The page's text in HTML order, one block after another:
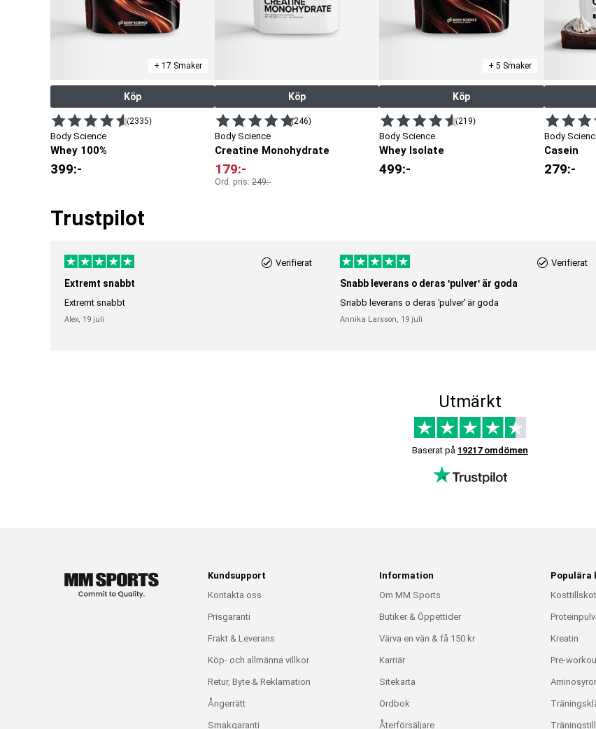
+ 17 Smaker
Köp
(2335)
Body Science
Whey 100%
399:-
Köp
(246)
Body Science
Creatine Monohydrate
179:-
Ord. pris:249:-
+ 5 Smaker
Köp
(219)
Body Science
Whey Isolate
499:-
Body
Casein
279:-
Trustpilot
Verifierat
Extremt snabbt
Extremt snabbt
Alex, 19 juli
Verifierat
Snabb leverans o deras 'pulver' är goda
Snabb leverans o deras 'pulver' är goda
Annika Larsson, 19 juli
Utmärkt
Baserat på 19217 omdömen
Kundsupport
Kontakta oss
Prisgaranti
Frakt & Leverans
Köp- och allmänna villkor
Retur, Byte & Reklamation
Ångerrätt
Smakgaranti
Information
Om MM Sports
Butiker & Öppettider
Värva en vän & få 150 kr
Karriär
Sitekarta
Ordbok
Återförsäljare
Populära
Kreatin
Pre-
Aminosyror